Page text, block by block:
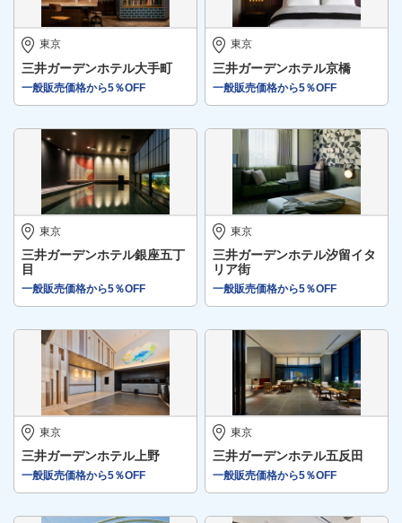
東京
三井ガーデンホテル大手町
一般販売価格から5％OFF
東京
三井ガーデンホテル京橋
一般販売価格から5％OFF
東京
三井ガーデンホテル銀座五丁
目
一般販売価格から5％OFF
東京
三井ガーデンホテル汐留イタ
リア街
一般販売価格から5％OFF
東京
三井ガーデンホテル上野
一般販売価格から5％OFF
東京
三井ガーデンホテル五反田
一般販売価格から5％OFF